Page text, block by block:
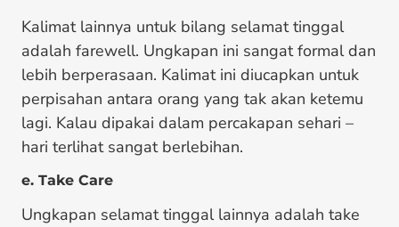
Kalimat lainnya untuk bilang selamat tinggal
adalah farewell. Ungkapan ini sangat formal dan
lebih berperasaan. Kalimat ini diucapkan untuk
perpisahan antara orang yang tak akan ketemu
lagi. Kalau dipakai dalam percakapan sehari –
hari terlihat sangat berlebihan.
e. Take Care
Ungkapan selamat tinggal lainnya adalah take